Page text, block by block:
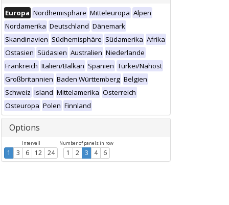
Europa Nordhemisphäre Mitteleuropa Alpen
Nordamerika Deutschland Dänemark
Skandinavien Südhemisphäre Südamerika Afrika
Ostasien Südasien Australien Niederlande
Frankreich Italien/Balkan Spanien Türkei/Nahost
Großbritannien Baden Württemberg Belgien
Schweiz Island Mittelamerika Österreich
Osteuropa Polen Finnland
Options
Intervall
1 3 6 12 24
Number of panels in row
1 2 3 4 6